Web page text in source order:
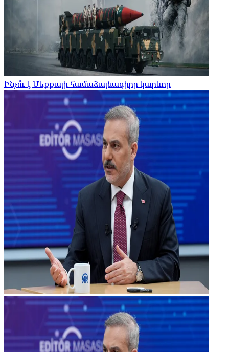
Ինչո՞ւ է Մեքքայի համաձայնագիրը կարևոր